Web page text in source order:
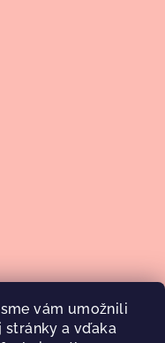
vám umožnili
stránky a vďaka